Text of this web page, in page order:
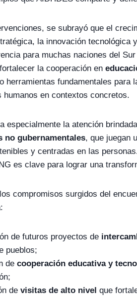
se subrayó que el
la innovación
para muchas naciones del
la cooperación en
herramientas fundamentales para
humanos en contextos concretos.
especialmente la atención
no gubernamentales, que juegan
y centradas en las
es clave para lograr una
compromisos surgidos del
de futuros proyectos de
pueblos;
de cooperación educativa y
de visitas de alto nivel que